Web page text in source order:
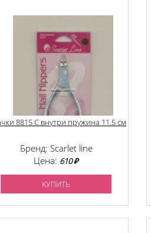
8815 C внутри пружина 11.5 см
Бренд: Scarlet line
Цена: 610 ₽
КУПИТЬ